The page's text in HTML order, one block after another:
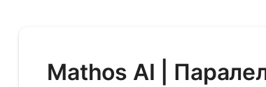
Mathos AI |